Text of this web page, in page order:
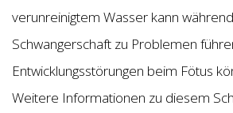
verunreinigtem Wasser kann
Schwangerschaft zu Problemen
Entwicklungsstörungen beim Fötus
Weitere Informationen zu diesem